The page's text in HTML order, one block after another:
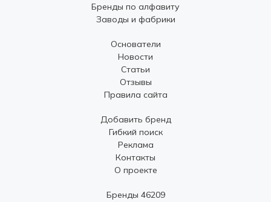
Бренды по алфавиту
Заводы и фабрики
Основатели
Новости
Статьи
Отзывы
Правила сайта
Добавить бренд
Гибкий поиск
Реклама
Контакты
О проекте
Бренды 46209